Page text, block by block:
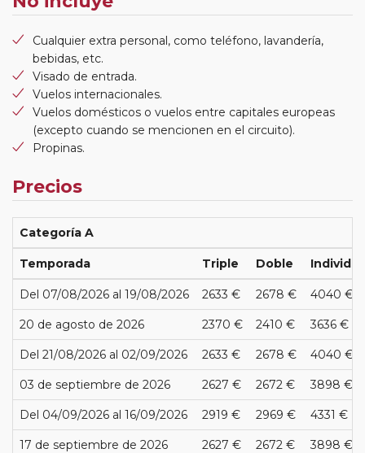
Cualquier extra personal, como teléfono, lavandería,
bebidas, etc.
Visado de entrada.
Vuelos internacionales.
Vuelos domésticos o vuelos entre capitales europeas
(excepto cuando se mencionen en el circuito).
Propinas.
Precios
Categoría A
Temporada Triple Doble
Del 07/08/2026 al 19/08/2026 2633 € 2678 € 4040 €
20 de agosto de 2026 2370 € 2410 € 3636 €
Del 21/08/2026 al 02/09/2026 2633 € 2678 € 4040 €
03 de septiembre de 2026 2627 € 2672 € 3898 €
Del 04/09/2026 al 16/09/2026 2919 € 2969 € 4331 €
17 de septiembre de 2026 2627 € 2672 € 3898 €